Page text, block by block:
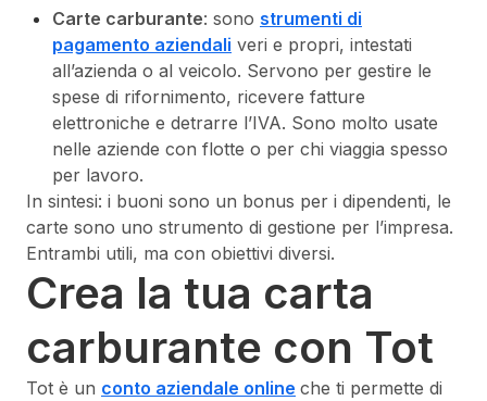
Carte carburante: sono strumenti di
pagamento aziendali veri e propri, intestati
all’azienda o al veicolo. Servono per gestire le
spese di rifornimento, ricevere fatture
elettroniche e detrarre l’IVA. Sono molto usate
nelle aziende con flotte o per chi viaggia spesso
per lavoro.
In sintesi: i buoni sono un bonus per i dipendenti, le
carte sono uno strumento di gestione per l’impresa.
Entrambi utili, ma con obiettivi diversi.
Crea la tua carta
carburante con Tot
Tot è un conto aziendale online che ti permette di